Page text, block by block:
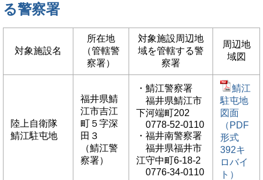
る警察署
対象施設名
所在地
（管轄警
察署）
対象施設周辺地
域を管轄する警
察署
周辺地
域図
陸上自衛隊
鯖江駐屯地
福井県鯖
江市吉江
町５字深
田３
（鯖江警
察署）
・鯖江警察署
福井県鯖江市
下河端町202
0778-52-0110
・福井南警察署
福井県福井市
江守中町6-18-2
0776-34-0110
鯖江
駐屯地
図面
（PDF
形式
392キ
ロバイ
ト）